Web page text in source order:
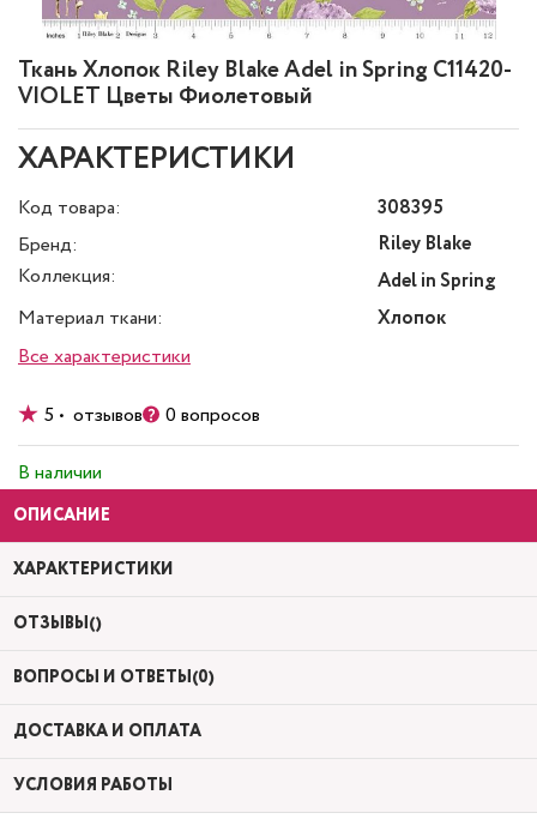
Ткань Хлопок Riley Blake Adel in Spring C11420-
VIOLET Цветы Фиолетовый
ХАРАКТЕРИСТИКИ
Код товара:
308395
Бренд:
Riley Blake
Коллекция:
Adel in Spring
Материал ткани:
Хлопок
Все характеристики
5 • отзывов 0 вопросов
В наличии
ОПИСАНИЕ
ХАРАКТЕРИСТИКИ
ОТЗЫВЫ()
ВОПРОСЫ И ОТВЕТЫ(0)
ДОСТАВКА И ОПЛАТА
УСЛОВИЯ РАБОТЫ